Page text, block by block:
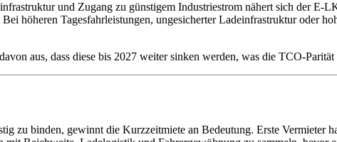
und Zugang zu günstigem Industriestrom nähert sich der E-
höheren Tagesfahrleistungen, ungesicherter Ladeinfrastruktur oder
aus, dass diese bis 2027 weiter sinken werden, was die TCO-
zu binden, gewinnt die Kurzzeitmiete an Bedeutung. Erste Vermieter